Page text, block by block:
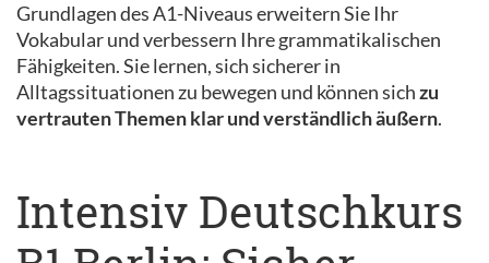
Grundlagen des A1-Niveaus erweitern Sie Ihr
Vokabular und verbessern Ihre grammatikalischen
Fähigkeiten. Sie lernen, sich sicherer in
Alltagssituationen zu bewegen und können sichzu
vertrauten Themen klar und verständlich äußern.
Intensiv Deutschkurs